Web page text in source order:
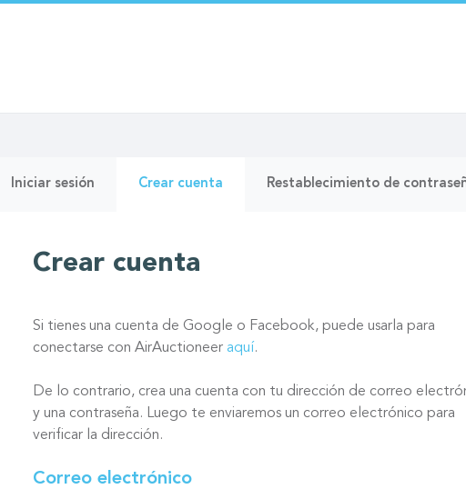
Solapas
Iniciar sesión Crear cuenta (solapaRestablecimiento de
Crear cuenta
Si tienes una cuenta de Google o Facebook, puede usarla para
conectarse con AirAuctioneer aquí.
De lo contrario, crea una cuenta con tu dirección de correo
y una contraseña. Luego te enviaremos un correo electrónico para
verificar la dirección.
Correo electrónico